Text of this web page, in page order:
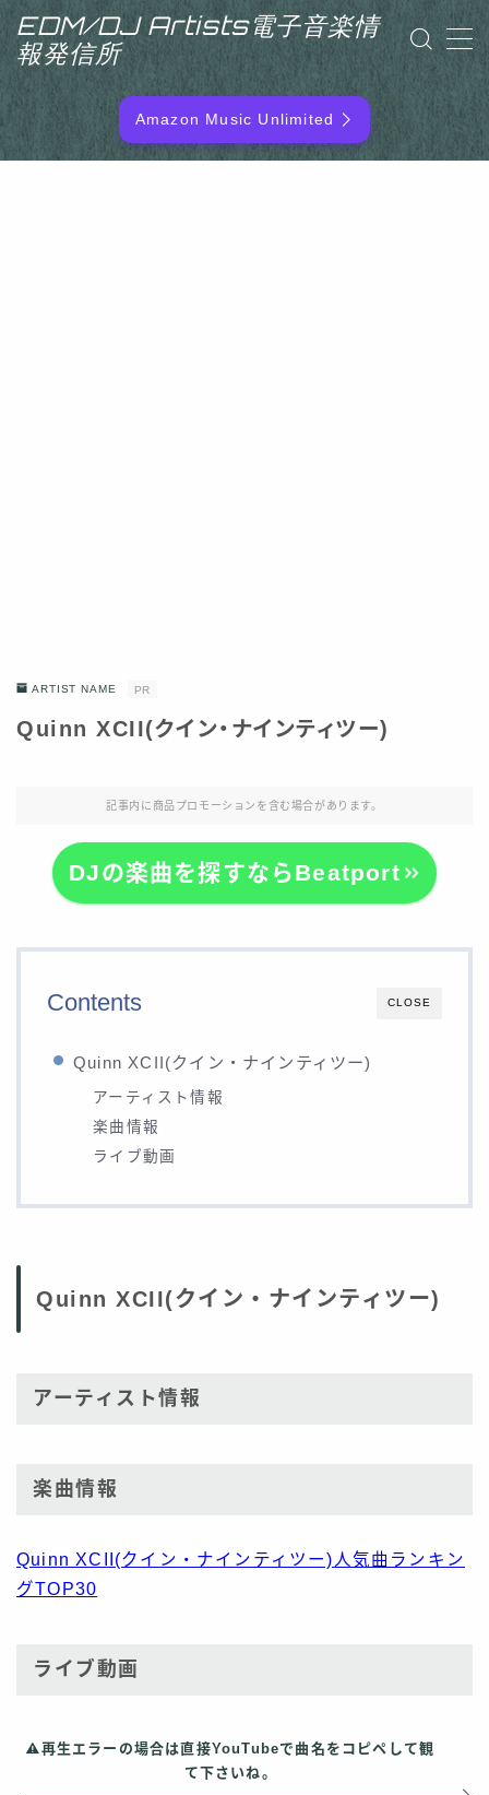
EDM/DJ Artists電子音楽情
報発信所
MENU
EDM/DJ/PD ARTIST
Amazon Music Unlimited
ARTIST NAME PR
Quinn XCII(クイン・ナインティツー)
記事内に商品プロモーションを含む場合があります。
DJの楽曲を探すならBeatport
CLOSE
Contents
Quinn XCII(クイン・ナインティツー)
アーティスト情報
楽曲情報
ライブ動画
Quinn XCII(クイン・ナインティツー)
アーティスト情報
楽曲情報
Quinn XCII(クイン・ナインティツー)人気曲ランキン
グTOP30
ライブ動画
再生エラーの場合は直接YouTubeで曲名をコピペして観
て下さいね。